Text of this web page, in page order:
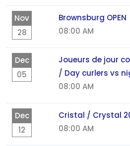
Nov
28
Brownsburg OPEN
08:00 AM
Dec
05
Joueurs de jour
/ Day curlers vs
08:00 AM
Dec
12
Cristal / Crystal
08:00 AM